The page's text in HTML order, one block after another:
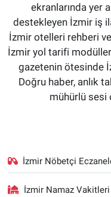
ekranlarında yer
destekleyen İzmir iş
İzmir otelleri rehberi
İzmir yol tarifi
gazetenin ötesinde
Doğru haber, anlık
mühürlü sesi
İzmir Nöbetçi
İzmir Namaz Vakitleri